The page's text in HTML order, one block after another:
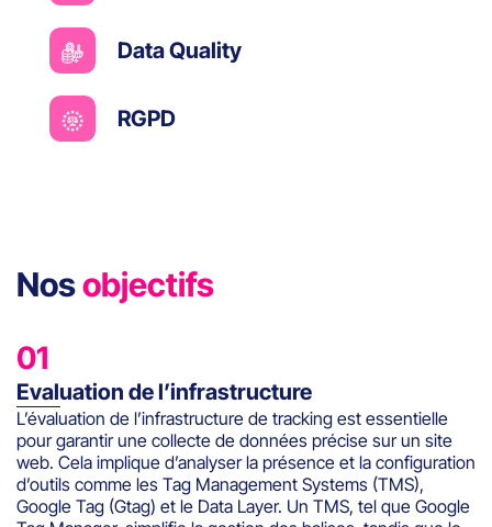
Data Quality
RGPD
Nosobjectifs
01
Evaluation de l’infrastructure
L’évaluation de l’infrastructure de tracking est essentielle
pour garantir une collecte de données précise sur un site
web. Cela implique d’analyser la présence et la configuration
d’outils comme les Tag Management Systems (TMS),
Google Tag (Gtag) et le Data Layer. Un TMS, tel que Google